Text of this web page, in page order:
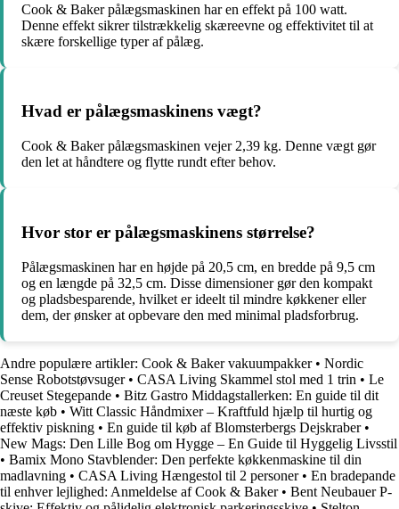
Cook & Baker pålægsmaskinen har en effekt på 100 watt.
Denne effekt sikrer tilstrækkelig skæreevne og effektivitet til at
skære forskellige typer af pålæg.
Hvad er pålægsmaskinens vægt?
Cook & Baker pålægsmaskinen vejer 2,39 kg. Denne vægt gør
den let at håndtere og flytte rundt efter behov.
Hvor stor er pålægsmaskinens størrelse?
Pålægsmaskinen har en højde på 20,5 cm, en bredde på 9,5 cm
og en længde på 32,5 cm. Disse dimensioner gør den kompakt
og pladsbesparende, hvilket er ideelt til mindre køkkener eller
dem, der ønsker at opbevare den med minimal pladsforbrug.
Andre populære artikler: Cook & Baker vakuumpakker• Nordic
Sense Robotstøvsuger• CASA Living Skammel stol med 1 trin • Le
Creuset Stegepande • Bitz Gastro Middagstallerken: En guide til dit
næste køb • Witt Classic Håndmixer – Kraftfuld hjælp til hurtig og
effektiv piskning • En guide til køb af Blomsterbergs Dejskraber•
New Mags: Den Lille Bog om Hygge – En Guide til Hyggelig Livsstil
• Bamix Mono Stavblender: Den perfekte køkkenmaskine til din
madlavning • CASA Living Hængestol til 2 personer• En bradepande
til enhver lejlighed: Anmeldelse af Cook & Baker• Bent Neubauer P-